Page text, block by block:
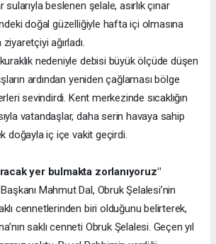
beslenen şelale, asırlık çınar
doğal güzelliğiyle hafta içi olmasına
ağırladı.
nedeniyle debisi büyük ölçüde düşen
ardından yeniden çağlaması bölge
sevindirdi. Kent merkezinde sıcaklığın
vatandaşlar, daha serin havaya sahip
doğayla iç içe vakit geçirdi.
yer bulmakta zorlanıyoruz"
Mahmut Dal, Obruk Şelalesi’nin
cennetlerinden biri olduğunu belirterek,
saklı cenneti Obruk Şelalesi. Geçen yıl